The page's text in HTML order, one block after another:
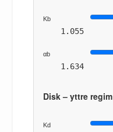
Kb
1.055
αb
1.634
Disk – yttre regim
Kd